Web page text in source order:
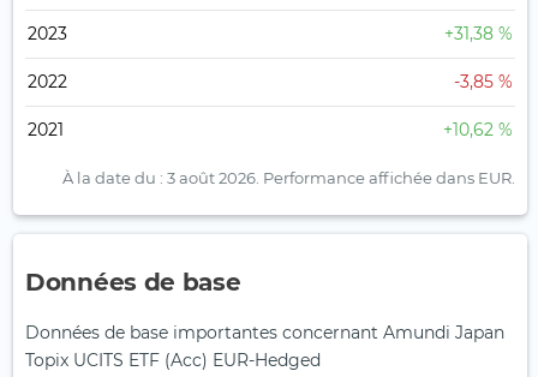
2023 +31,38 %
2022 -3,85 %
2021 +10,62 %
À la date du : 3 août 2026. Performance affichée dans EUR.
Données de base
Données de base importantes concernant Amundi Japan
Topix UCITS ETF (Acc) EUR-Hedged